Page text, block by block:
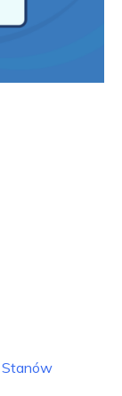
Stanów